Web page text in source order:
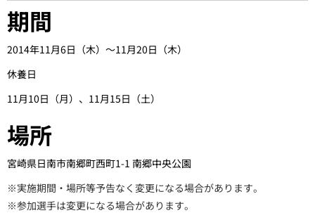
期間
2014年11月6日（木）～11月20日（木）
休養日
11月10日（月）、11月15日（土）
場所
宮崎県日南市南郷町西町1-1 南郷中央公園
※実施期間・場所等予告なく変更になる場合があります。
※参加選手は変更になる場合があります。